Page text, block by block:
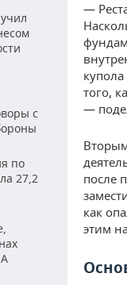
с
по
27,2
—
того,
—
после
как
этим